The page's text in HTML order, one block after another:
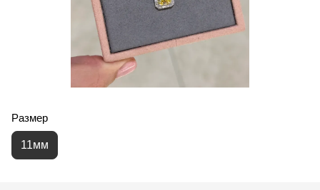
Размер
11мм